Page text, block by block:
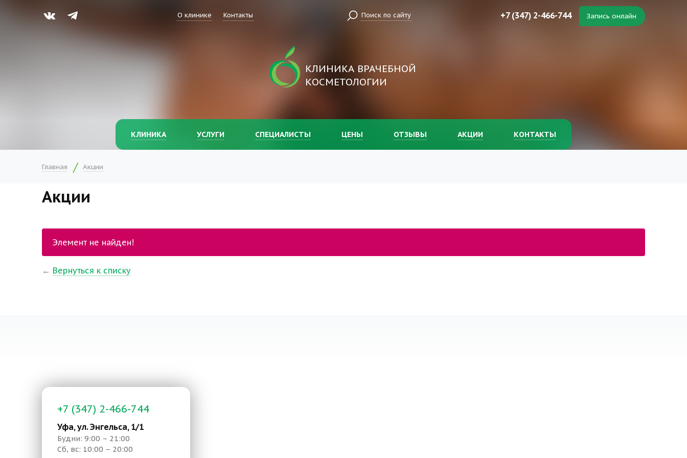
О клинике Контакты Поиск по сайту +7 (347) 2-466-744 Запись онлайн
КЛИНИКА ВРАЧЕБНОЙ
КОСМЕТОЛОГИИ
КЛИНИКА УСЛУГИ СПЕЦИАЛИСТЫ ЦЕНЫ ОТЗЫВЫ АКЦИИ КОНТАКТЫ
Главная Акции
Акции
Элемент не найден!
← Вернуться к списку
+7 (347) 2-466-744
Уфа, ул. Энгельса, 1/1
Будни: 9:00 – 21:00
Сб, вс: 10:00 – 20:00